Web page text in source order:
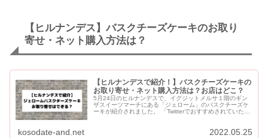
【ヒルナンデス】バスクチーズケーキのお取り
寄せ・ネット購入方法は？
【ヒルナンデスで紹介！】バスクチーズケーキの
お取り寄せ・ネット購入方法は？お店はどこ？
5月24日のヒルナンデスで、イグジットメルサ１階のギン
ザスイーツマーチにある「ジェローム」のバスクチーズケ
ーキが紹介されました。 「Twitterでおすすめされていたの
kosodate-and.net 2022.05.25